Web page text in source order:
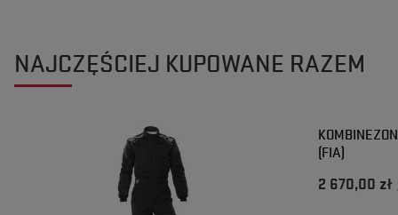
NAJCZĘŚCIEJ KUPOWANE RAZEM
(FIA)
2 670,00 zł